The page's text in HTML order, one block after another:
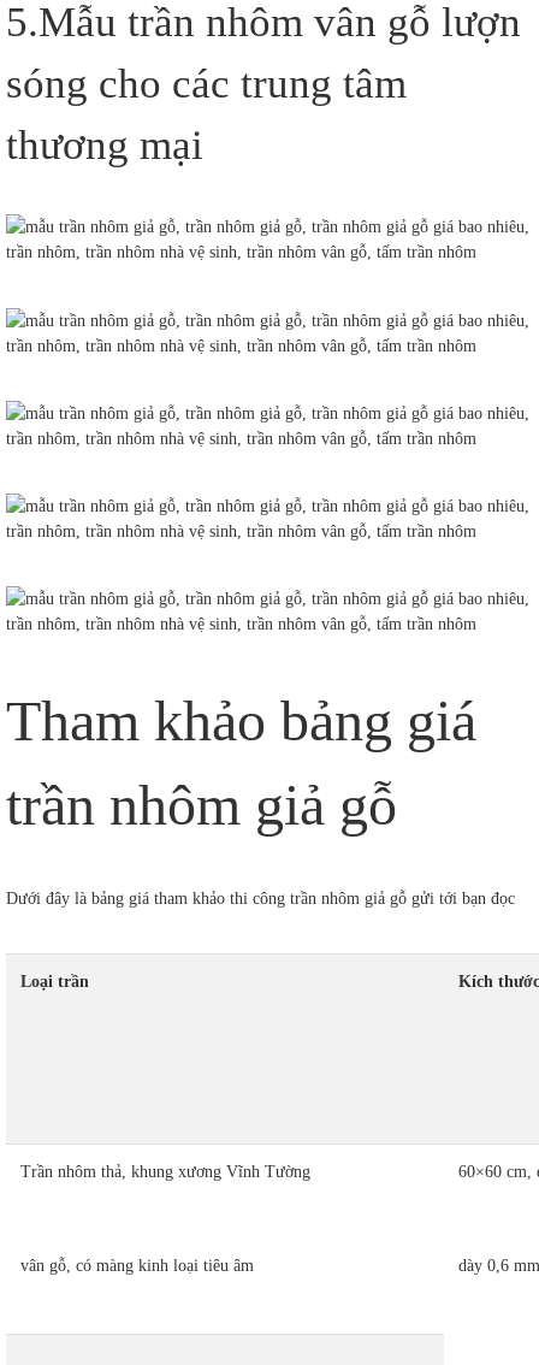
5.Mẫu trần nhôm vân gỗ lượn
sóng cho các trung tâm
thương mại
Tham khảo bảng giá
trần nhôm giả gỗ
Dưới đây là bảng giá tham khảo thi công trần nhôm giả gỗ gửi tới bạn đọc
Loại trần Kích thước
Trần nhôm thả, khung xương Vĩnh Tường
vân gỗ, có màng kinh loại tiêu âm
60×60 cm,
dày 0,6 mm